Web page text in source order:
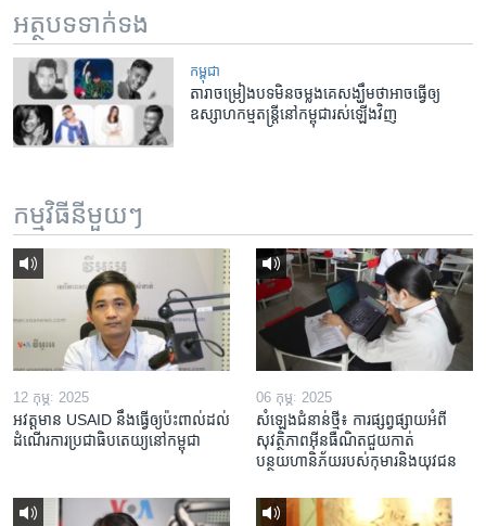
អត្ថបទ​ទាក់ទង
កម្ពុជា
តារា​ចម្រៀង​បទ​មិន​ចម្លង​គេ​សង្ឃឹម​ថា​អាច​ធ្វើ​ឲ្យ​
ឧស្សាហកម្ម​តន្ត្រី​នៅ​កម្ពុជា​រស់​ឡើង​វិញ
កម្មវិធី​នីមួយៗ
12 កុម្ភៈ 2025
អវត្តមាន USAID នឹងធ្វើឲ្យប៉ះពាល់ដល់
ដំណើរការប្រជាធិបតេយ្យនៅកម្ពុជា
06 កុម្ភៈ 2025
សំឡេងជំនាន់ថ្មី៖ ការផ្សព្វផ្សាយអំពី
សុវត្ថិភាពអ៊ីនធឺណិតជួយកាត់
បន្ថយហានិភ័យរបស់កុមារនិងយុវជន